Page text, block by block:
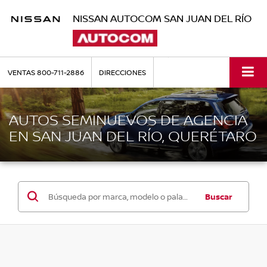
NISSAN AUTOCOM SAN JUAN DEL RÍO
VENTAS800-711-2886 DIRECCIONES
AUTOS SEMINUEVOS DE AGENCIA
EN SAN JUAN DEL RÍO, QUERÉTARO
Buscar